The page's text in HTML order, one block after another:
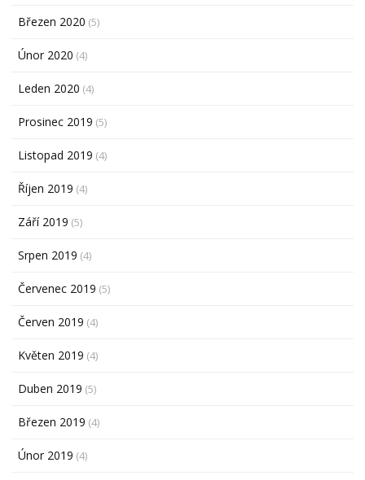
Březen 2020 (5)
Únor 2020 (4)
Leden 2020 (4)
Prosinec 2019 (5)
Listopad 2019 (4)
Říjen 2019 (4)
Září 2019 (5)
Srpen 2019 (4)
Červenec 2019 (5)
Červen 2019 (4)
Květen 2019 (4)
Duben 2019 (5)
Březen 2019 (4)
Únor 2019 (4)